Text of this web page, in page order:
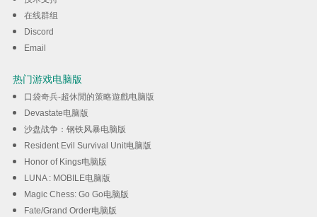
在线群组
Discord
Email
热门游戏电脑版
口袋奇兵-超休閒的策略遊戲电脑版
Devastate电脑版
沙盘战争：钢铁风暴电脑版
Resident Evil Survival Unit电脑版
Honor of Kings电脑版
LUNA : MOBILE电脑版
Magic Chess: Go Go电脑版
Fate/Grand Order电脑版